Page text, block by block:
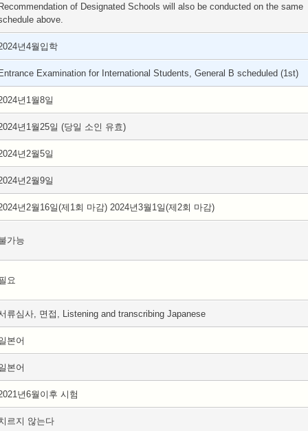
of Designated Schools will also be conducted on the same
above.
년4월입학
Examination for International Students, General B scheduled (1st)
년1월8일
년1월25일 (당일 소인 유효)
년2월5일
년2월9일
년2월16일(제1회 마감) 2024년3월1일(제2회 마감)
가능
요
류심사, 면접, Listening and transcribing Japanese
본어
본어
년6월이후 시험
르지 않는다